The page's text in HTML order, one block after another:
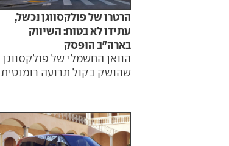
הרטרו של פולקסווגן נכשל,
עתידו לא בטוח: השיווק
בארה"ב הופסק
הוואן החשמלי של פולקסווגן
שהושק בקול תרועה רומנטית